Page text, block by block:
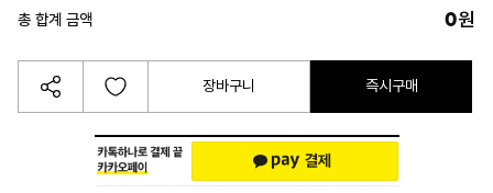
총 합계 금액 0원
장바구니 즉시구매